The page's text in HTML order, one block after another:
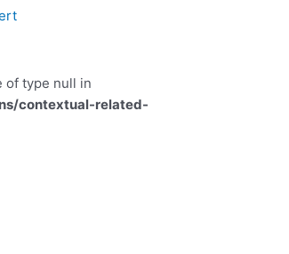
of type null in
contextual-related-